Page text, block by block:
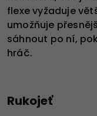
flexe vyžaduje
umožňuje
sáhnout po ní,
hráč.
Rukojeť